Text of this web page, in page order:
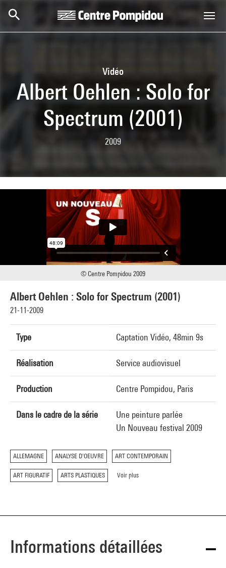
Vidéo
Albert Oehlen : Solo for
Spectrum (2001)
2009
Albert Oehlen : Solo for Spectrum (2001)
21-11-2009
Type Captation Vidéo, 48min 9s
Réalisation Service audiovisuel
Production Centre Pompidou, Paris
Dans le cadre de la série
Une peinture parlée
Un Nouveau festival 2009
ALLEMAGNE ANALYSE D'OEUVRE ART CONTEMPORAIN
ART FIGURATIF ARTS PLASTIQUES Voir plus
© Centre Pompidou 2009
Informations détaillées